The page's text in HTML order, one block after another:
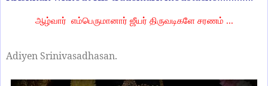
ஆழ்வார் எம்பெருமானார் ஜீயர் திருவடிகளே சரணம் ...
Adiyen Srinivasadhasan.